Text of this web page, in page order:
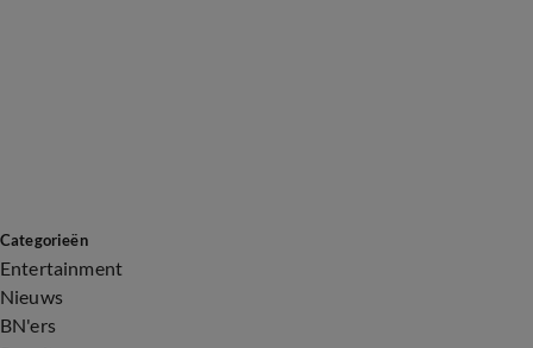
Categorieën
Entertainment
Nieuws
BN'ers